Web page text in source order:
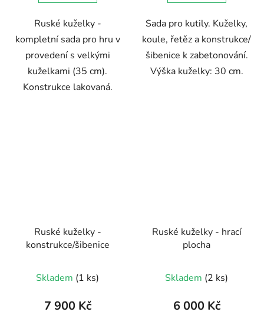
hvězdiček.
Ruské kuželky -
kompletní sada pro hru v
provedení s velkými
kuželkami (35 cm).
Konstrukce lakovaná.
Sada pro kutily. Kuželky,
koule, řetěz a konstrukce/
šibenice k zabetonování.
Výška kuželky: 30 cm.
Ruské kuželky -
konstrukce/šibenice
Skladem (1 ks)
7 900 Kč
Ruské kuželky - hrací
plocha
hodnocení
produktu
Skladem (2 ks)
6 000 Kč